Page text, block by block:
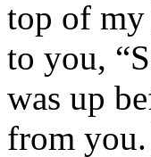
top of my
to you,
was up
from